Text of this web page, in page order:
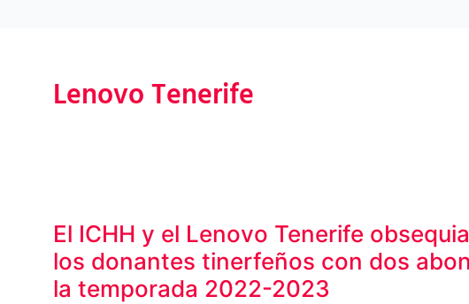
Lenovo Tenerife
El ICHH y el Lenovo Tenerife
los donantes tinerfeños con dos
la temporada 2022-2023
El
ICHH
y